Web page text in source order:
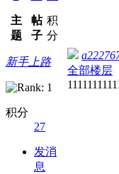
主
题
帖
子
积
分
新手上路
积分
27
发消
息
全部楼层